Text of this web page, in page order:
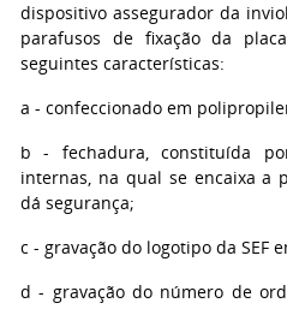
dispositivo assegurador da
parafusos de fixação da
seguintes características:
a - confeccionado em
b - fechadura, constituída
internas, na qual se encaixa a
dá segurança;
c - gravação do logotipo da SEF
d - gravação do número de